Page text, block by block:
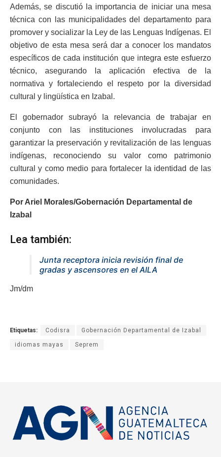
Además, se discutió la importancia de iniciar una mesa
técnica con las municipalidades del departamento para
promover y socializar la Ley de las Lenguas Indígenas. El
objetivo de esta mesa será dar a conocer los mandatos
específicos de cada institución que integra este esfuerzo
técnico, asegurando la aplicación efectiva de la
normativa y fortaleciendo el respeto por la diversidad
cultural y lingüística en Izabal.
El gobernador subrayó la relevancia de trabajar en
conjunto con las instituciones involucradas para
garantizar la preservación y revitalización de las lenguas
indígenas, reconociendo su valor como patrimonio
cultural y como medio para fortalecer la identidad de las
comunidades.
Por Ariel Morales/Gobernación Departamental de
Izabal
Lea también:
Junta receptora inicia revisión final de
gradas y ascensores en el AILA
Jm/dm
Etiquetas: Codisra Gobernación Departamental de Izabal
idiomas mayas Seprem